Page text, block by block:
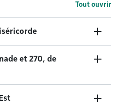
Tout ouvrir
et 270, de